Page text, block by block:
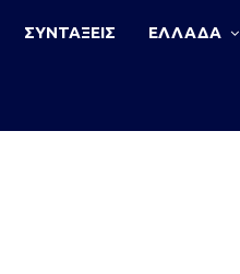
ΣΥΝΤΑΞΕΙΣ ΕΛΛΑΔΑ